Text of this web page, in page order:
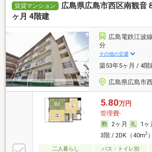
賃貸マンション
広島県広島市西区南観音
ヶ月 4階建
広島電鉄江波
分
その他の交通
築53年5ヶ月 / 4階
広島県広島市
5.80万円
管理費-
2ヶ月
1ヶ
3階 / 2DK（40m2）
二人暮らし バス・トイレ別